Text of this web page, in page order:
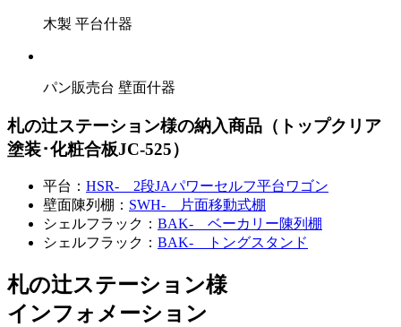
木製 平台什器
パン販売台 壁面什器
札の辻ステーション様の納入商品（トップクリア
塗装･化粧合板JC-525）
平台： HSR- 2段JAパワーセルフ平台ワゴン
壁面陳列棚： SWH- 片面移動式棚
シェルフラック： BAK- ベーカリー陳列棚
シェルフラック： BAK- トングスタンド
札の辻ステーション様
インフォメーション